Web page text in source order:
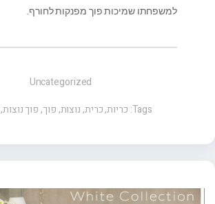
למשפחתו שמיכות פוך מפנקות לחורף.
Uncategorized
Tags: כריות,כרית,נוצות,פוך,פוך נוצות,